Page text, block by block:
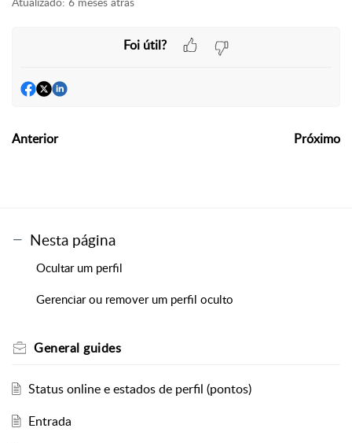
Foi útil?
Anterior Próximo
Nesta página
Ocultar um perfil
Gerenciar ou remover um perfil oculto
General guides
Status online e estados de perfil (pontos)
Entrada